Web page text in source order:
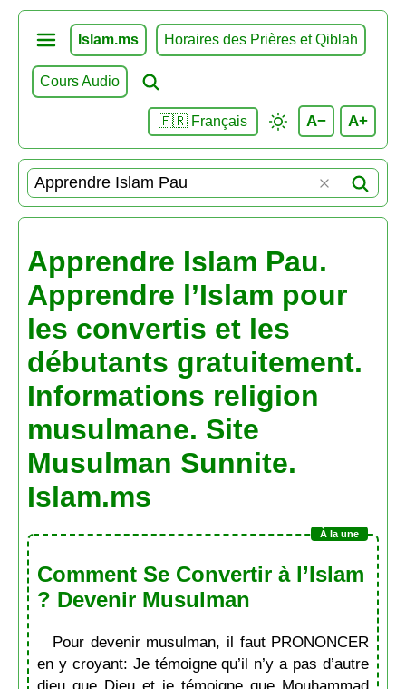
Islam.ms Horaires des Prières et Qiblah
Cours Audio
🇫🇷 Français A− A+
Apprendre Islam Pau.
Apprendre l’Islam pour
les convertis et les
débutants gratuitement.
Informations religion
musulmane. Site
Musulman Sunnite.
Islam.ms
Comment Se Convertir à l’Islam
? Devenir Musulman
Pour devenir musulman, il faut PRONONCER
en y croyant: Je témoigne qu’il n’y a pas d’autre
dieu que Dieu et je témoigne que Mouḥammad